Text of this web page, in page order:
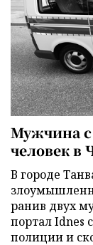
Мужчина
человек в
В городе
ранив двух
портал Idnes
полиции и